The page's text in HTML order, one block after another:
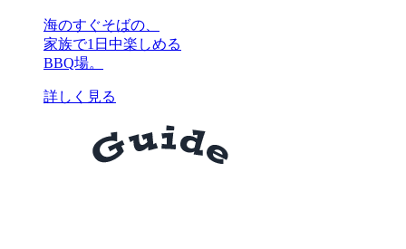
海のすぐそばの、
家族で1日中楽しめる
BBQ場。
詳しく見る